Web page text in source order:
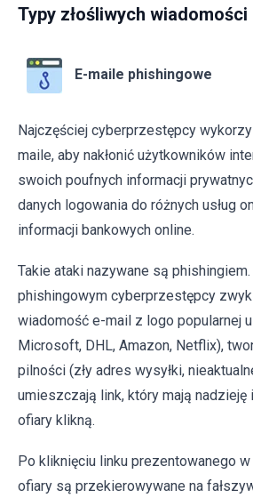
Typy złośliwych
E-maile phishingowe
Najczęściej cyberprzestępcy
maile, aby nakłonić użytkowników
swoich poufnych informacji
danych logowania do różnych usług
informacji bankowych online.
Takie ataki nazywane są phishingiem.
phishingowym cyberprzestępcy
wiadomość e-mail z logo popularnej
Microsoft, DHL, Amazon, Netflix),
pilności (zły adres wysyłki,
umieszczają link, który mają nadzieję
ofiary klikną.
Po kliknięciu linku prezentowanego
ofiary są przekierowywane na